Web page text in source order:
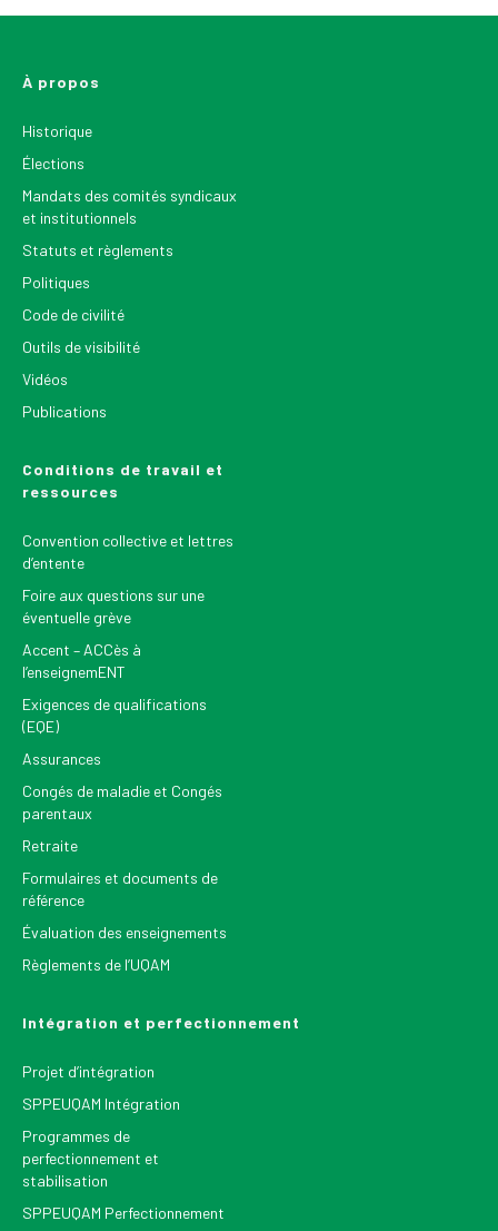
À propos
Historique
Élections
Mandats des comités syndicaux
et institutionnels
Statuts et règlements
Politiques
Code de civilité
Outils de visibilité
Vidéos
Publications
Conditions de travail et
ressources
Convention collective et lettres
d’entente
Foire aux questions sur une
éventuelle grève
Accent – ACCès à
l’enseignemENT
Exigences de qualifications
(EQE)
Assurances
Congés de maladie et Congés
parentaux
Retraite
Formulaires et documents de
référence
Évaluation des enseignements
Règlements de l’UQAM
Intégration et perfectionnement
Projet d’intégration
SPPEUQAM Intégration
Programmes de
perfectionnement et
stabilisation
SPPEUQAM Perfectionnement